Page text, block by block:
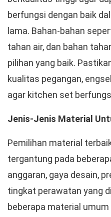
berfungsi dengan baik
lama. Bahan-bahan
tahan air, dan bahan
pilihan yang baik.
kualitas pegangan,
agar kitchen set
Jenis-Jenis Material
Pemilihan material
tergantung pada
anggaran, gaya desain,
tingkat perawatan yang
beberapa material